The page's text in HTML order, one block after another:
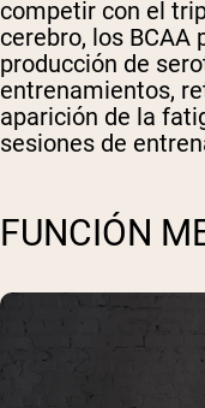
competir con el
cerebro, los BCAA
producción de
entrenamientos,
aparición de la
sesiones de
FUNCIÓN